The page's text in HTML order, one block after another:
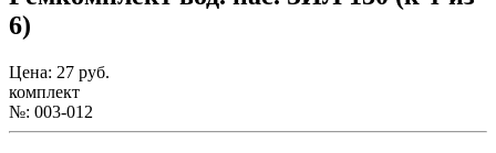
6)
Цена: 27 руб.
комплект
№: 003-012